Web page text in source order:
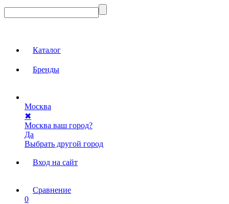
Каталог
Бренды
Москва
✖
Москва ваш город?
Да
Выбрать другой город
Вход на сайт
Сравнение
0